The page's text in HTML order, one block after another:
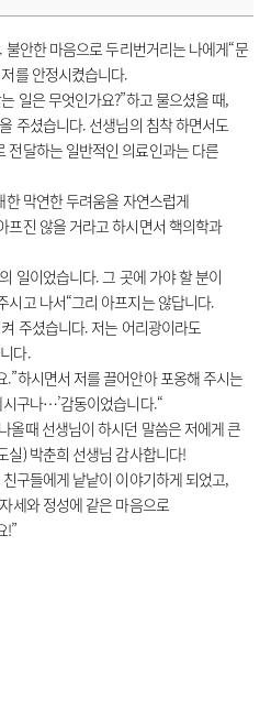
안한 마음으로 두리번거리는 나에게“문
를 안정시켰습니다.
일은 무엇인가요?”하고 물으셨을 때,
주셨습니다. 선생님의 침착 하면서도
전달하는 일반적인 의료인과는 다른
막연한 두려움을 자연스럽게
프진 않을 거라고 하시면서 핵의학과
일이었습니다. 그 곳에 가야 할 분이
시고 나서“그리 아프지는 않답니다.
주셨습니다. 저는 어리광이라도
다.
하시면서 저를 끌어안아 포옹해 주시는
구나…’감동이었습니다.“
올때 선생님이 하시던 말씀은 저에게 큰
실) 박춘희 선생님 감사합니다!
구들에게 낱낱이 이야기하게 되었고,
세와 정성에 같은 마음으로
!”